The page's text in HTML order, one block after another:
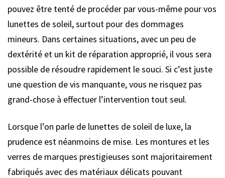
pouvez être tenté de procéder par vous-même pour vos
lunettes de soleil, surtout pour des dommages
mineurs. Dans certaines situations, avec un peu de
dextérité et un kit de réparation approprié, il vous sera
possible de résoudre rapidement le souci. Si c’est juste
une question de vis manquante, vous ne risquez pas
grand-chose à effectuer l’intervention tout seul.
Lorsque l’on parle de lunettes de soleil de luxe, la
prudence est néanmoins de mise. Les montures et les
verres de marques prestigieuses sont majoritairement
fabriqués avec des matériaux délicats pouvant